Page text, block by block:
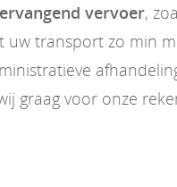
vervoer,
uw transport zo min
graag voor onze